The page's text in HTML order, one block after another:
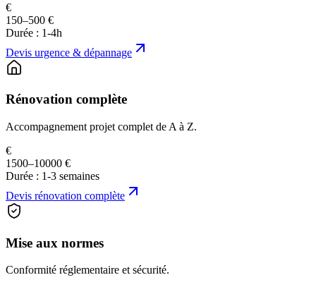
€
150–500 €
Durée : 1-4h
Devis urgence & dépannage
Rénovation complète
Accompagnement projet complet de A à Z.
€
1500–10000 €
Durée : 1-3 semaines
Devis rénovation complète
Mise aux normes
Conformité réglementaire et sécurité.